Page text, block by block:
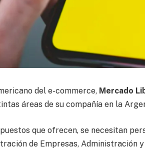
del e-commerce, Mercado
áreas de su compañía en la
que ofrecen, se necesitan
de Empresas, Administración